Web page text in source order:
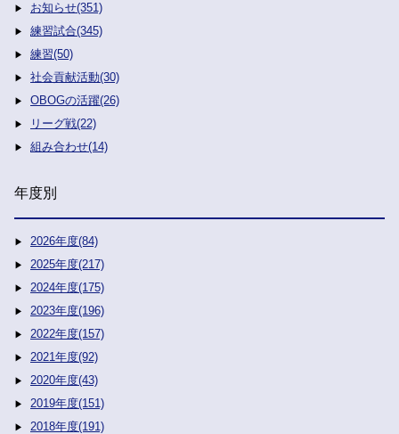
お知らせ(351)
練習試合(345)
練習(50)
社会貢献活動(30)
OBOGの活躍(26)
リーグ戦(22)
組み合わせ(14)
年度別
2026年度(84)
2025年度(217)
2024年度(175)
2023年度(196)
2022年度(157)
2021年度(92)
2020年度(43)
2019年度(151)
2018年度(191)